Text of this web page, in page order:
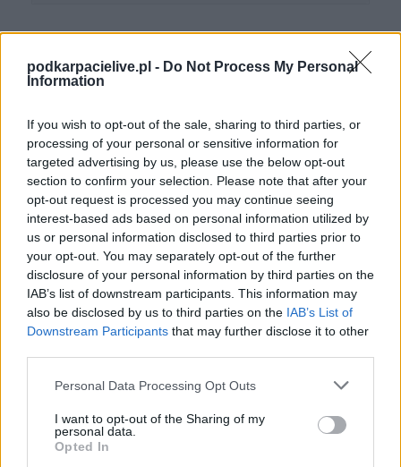
podkarpacielive.pl - Do Not Process My Personal
Information
If you wish to opt-out of the sale, sharing to third parties, or
processing of your personal or sensitive information for
targeted advertising by us, please use the below opt-out
section to confirm your selection. Please note that after your
opt-out request is processed you may continue seeing
interest-based ads based on personal information utilized by
us or personal information disclosed to third parties prior to
your opt-out. You may separately opt-out of the further
disclosure of your personal information by third parties on the
IAB’s list of downstream participants. This information may
also be disclosed by us to third parties on the IAB’s List of
Downstream Participants that may further disclose it to other
Please note that this website/app uses one or more Google
not limited to your visit or usage behaviour. You may click to
grant or deny consent to Google and its third-party tags to
use your data for below specified purposes in below Google
Personal Data Processing Opt Outs
I want to opt-out of the Sharing of my
personal data.
Opted In
Więcej o meczu:Legion Pilzno - Ekoball Stal Sanok
Z TEGO MECZU
Transmisja i informacje meczowe powiązane z tym spotkaniem:
TRANSMISJA
Legion Pilzno - Ekoball Stal Sanok
transmisja na żywo. Gdzie oglądać?
(03.06.2026)
CZYTAJ TAKŻE
SKRÓT MECZU:
Ekoball Stal Sanok
0-5 [WIDEO]
2026-08-09 19:08
Sieniawie. Ekoball